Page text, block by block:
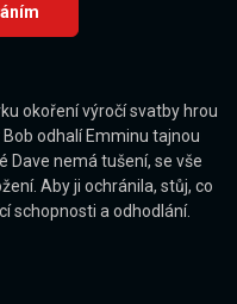
okoření výročí svatby hrou
odhalí Emminu tajnou
Dave nemá tušení, se vše
Aby ji ochránila, stůj, co
schopnosti a odhodlání.